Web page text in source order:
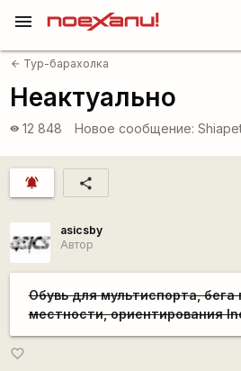
menu
arrow_back Тур-барахолка
Неактуально
visibility 12 848 Новое сообщение:
notifications_active share
asicsby
Автор
Обувь для мультиспорта, бега
местности, ориентирования
favorite_border